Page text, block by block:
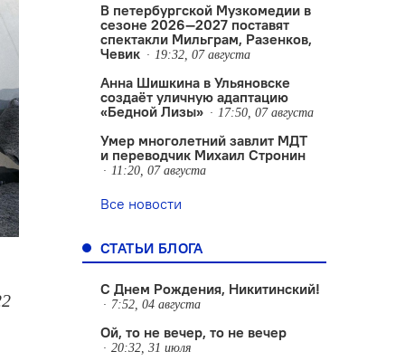
В петербургской Музкомедии в
сезоне 2026—2027 поставят
спектакли Мильграм, Разенков,
Чевик
19:32, 07 августа
Анна Шишкина в Ульяновске
создаëт уличную адаптацию
«Бедной Лизы»
17:50, 07 августа
Умер многолетний завлит МДТ
и переводчик Михаил Стронин
11:20, 07 августа
Все новости
СТАТЬИ БЛОГА
С Днем Рождения, Никитинский!
7:52, 04 августа
Ой, то не вечер, то не вечер
20:32, 31 июля